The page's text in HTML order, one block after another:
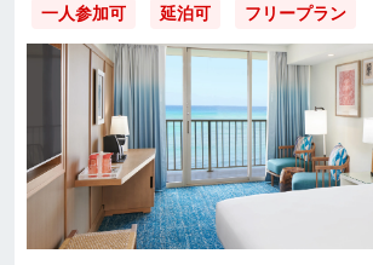
一人参加可 延泊可 フリープラン